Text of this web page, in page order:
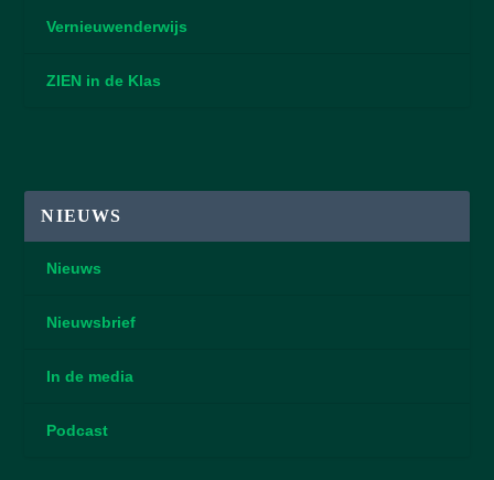
Vernieuwenderwijs
ZIEN in de Klas
NIEUWS
Nieuws
Nieuwsbrief
In de media
Podcast